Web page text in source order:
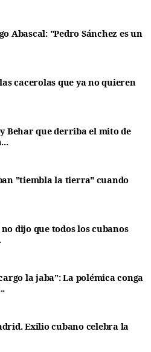
Abascal: "Pedro Sánchez es un
cacerolas que ya no quieren
Behar que derriba el mito de
"tiembla la tierra" cuando
dijo que todos los cubanos
la jaba”: La polémica conga
Exilio cubano celebra la